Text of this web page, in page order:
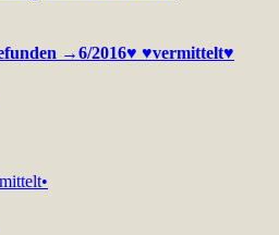
→6/2016♥ ♥vermittelt♥